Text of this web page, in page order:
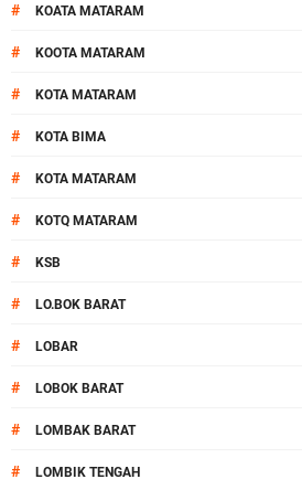
# KOATA MATARAM
# KOOTA MATARAM
# KOTA MATARAM
# KOTA BIMA
# KOTA MATARAM
# KOTQ MATARAM
# KSB
# LO.BOK BARAT
# LOBAR
# LOBOK BARAT
# LOMBAK BARAT
# LOMBIK TENGAH